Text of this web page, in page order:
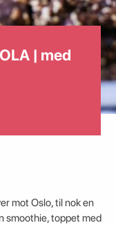
| med
mot Oslo, til nok en
smoothie, toppet med